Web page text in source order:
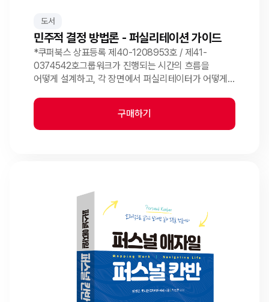
도서
민주적 결정 방법론 - 퍼실리테이션 가이드
*쿠퍼북스 상표등록 제40-1208953호 / 제41-
0374542호그룹워크가 진행되는 시간의 흐름을
어떻게 설계하고, 각 장면에서 퍼실리테이터가 어떻게
퍼실리테이션 실용서입니다.퍼실리테이션의 대가, 샘
케이너와 그의 동료들이 현장의 노하우를 담아 함께
기술한 퍼실리테이션...
구매하기